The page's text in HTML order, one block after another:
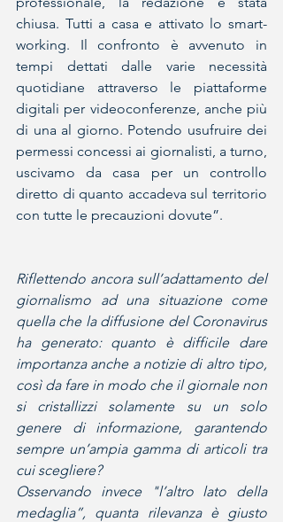
chiusa. Tutti a casa e attivato lo smart-
working. Il confronto è avvenuto in
tempi dettati dalle varie necessità
quotidiane attraverso le piattaforme
digitali per videoconferenze, anche più
di una al giorno. Potendo usufruire dei
permessi concessi ai giornalisti, a turno,
uscivamo da casa per un controllo
diretto di quanto accadeva sul territorio
con tutte le precauzioni dovute”.
Riflettendo ancora sull’adattamento del
giornalismo ad una situazione come
quella che la diffusione del Coronavirus
ha generato: quanto è difficile dare
importanza anche a notizie di altro tipo,
così da fare in modo che il giornale non
si cristallizzi solamente su un solo
genere di informazione, garantendo
sempre un’ampia gamma di articoli tra
cui scegliere?
Osservando invece "l’altro lato della
medaglia”, quanta rilevanza è giusto